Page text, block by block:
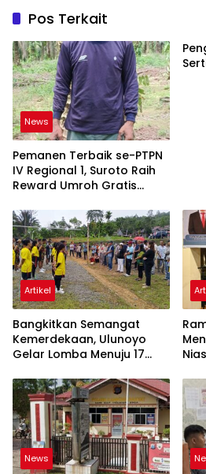
Pos Terkait
News
Pemanen Terbaik se-PTPN
IV Regional 1, Suroto Raih
Reward Umroh Gratis
Artikel
Bangkitkan Semangat
Kemerdekaan, Ulunoyo
Gelar Lomba Menuju 17
News